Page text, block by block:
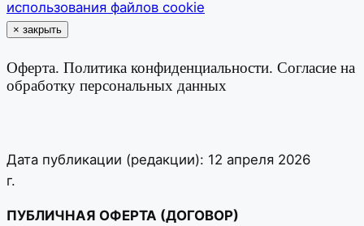
использования файлов cookie
× закрыть
Оферта. Политика конфиденциальности. Согласие на
обработку персональных данных
Дата публикации (редакции): 12 апреля 2026
г.
ПУБЛИЧНАЯ ОФЕРТА (ДОГОВОР)